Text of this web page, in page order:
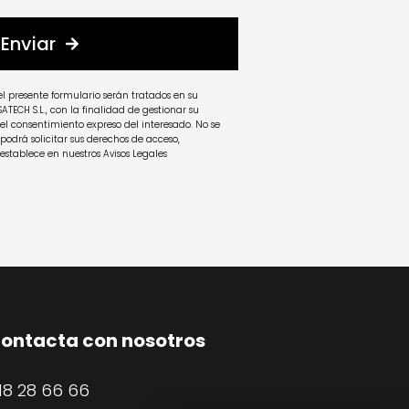
Enviar
presente formulario serán tratados en su
S.L., con la finalidad de gestionar su
consentimiento expreso del interesado. No se
solicitar sus derechos de acceso,
en nuestros Avisos Legales
con nosotros
28 66 66